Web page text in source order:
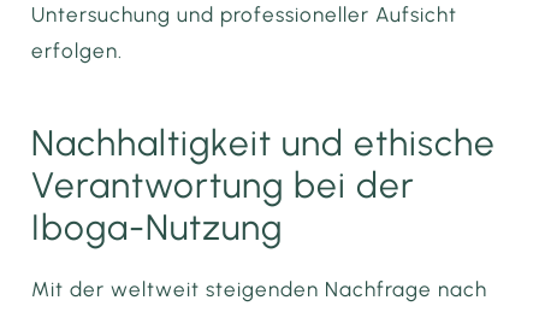
Untersuchung und professioneller Aufsicht
erfolgen.
Nachhaltigkeit und ethische
Verantwortung bei der
Iboga-Nutzung
Mit der weltweit steigenden Nachfrage nach